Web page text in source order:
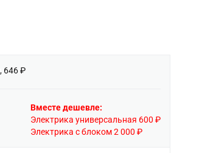
646 ₽
Вместе дешевле:
Электрика универсальная 600 ₽
Электрика с блоком 2 000 ₽